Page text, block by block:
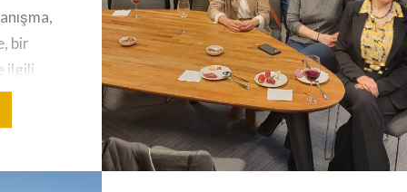
bir
ilgili